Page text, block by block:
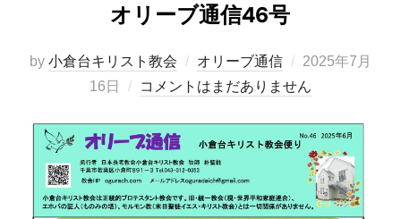
オリーブ通信46号
by 小倉台キリスト教会 オリーブ通信
投
稿
2025年7月
16日
コメントはまだありません